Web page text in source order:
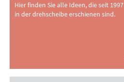
Hier finden Sie alle Ideen, die seit 1997
in der drehscheibe erschienen sind.